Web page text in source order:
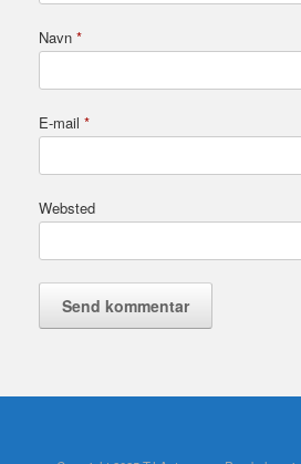
Navn *
E-mail *
Websted